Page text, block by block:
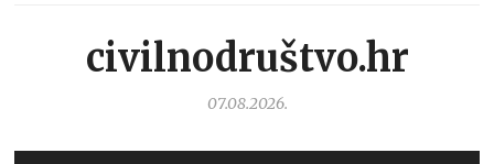
civilnodruštvo.hr
07.08.2026.